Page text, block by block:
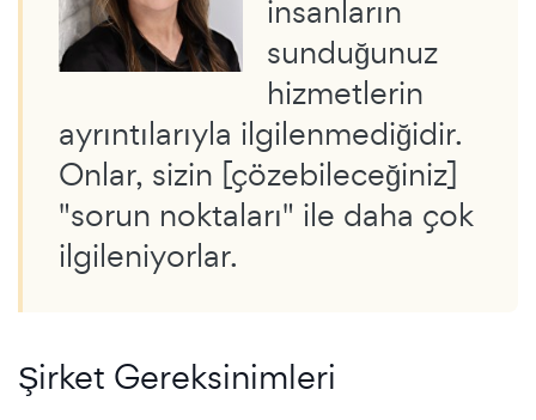
insanların
sunduğunuz
hizmetlerin
ayrıntılarıyla ilgilenmediğidir.
Onlar, sizin [çözebileceğiniz]
"sorun noktaları" ile daha çok
ilgileniyorlar.
Şirket Gereksinimleri